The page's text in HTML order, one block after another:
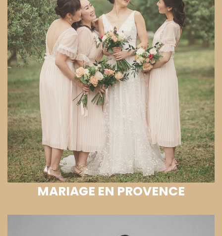
MARIAGE EN PROVENCE